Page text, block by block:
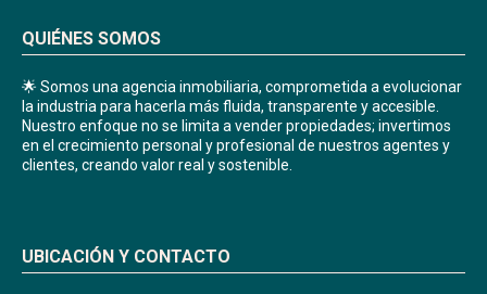
QUIÉNES SOMOS
🌟 Somos una agencia inmobiliaria, comprometida a evolucionar
la industria para hacerla más fluida, transparente y accesible.
Nuestro enfoque no se limita a vender propiedades; invertimos
en el crecimiento personal y profesional de nuestros agentes y
clientes, creando valor real y sostenible.
UBICACIÓN Y CONTACTO